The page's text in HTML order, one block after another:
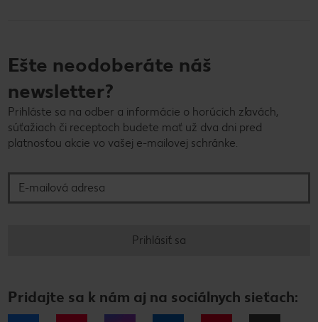
Ešte neodoberáte náš
newsletter?
Prihláste sa na odber a informácie o horúcich zľavách,
súťažiach či receptoch budete mať už dva dni pred
platnosťou akcie vo vašej e-mailovej schránke.
Prihlásiť sa
Pridajte sa k nám aj na sociálnych sieťach: